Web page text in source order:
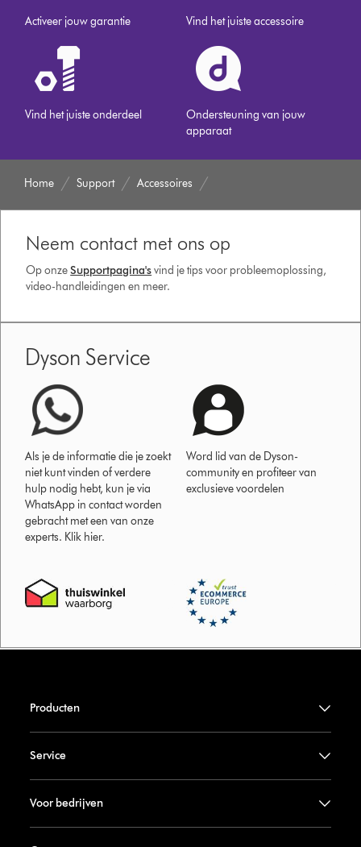
Activeer jouw garantie Vind het juiste accessoire
Vind het juiste onderdeel
Ondersteuning van jouw
apparaat
Home Support Accessoires
Neem contact met ons op
Op onzeSupportpagina'svind je tips voor probleemoplossing,
video-handleidingen en meer.
Dyson Service
Als je de informatie die je zoekt
niet kunt vinden of verdere
hulp nodig hebt, kun je via
WhatsApp in contact worden
gebracht met een van onze
experts. Klik hier.
Word lid van de Dyson-
community en profiteer van
exclusieve voordelen
Producten
Service
Voor bedrijven